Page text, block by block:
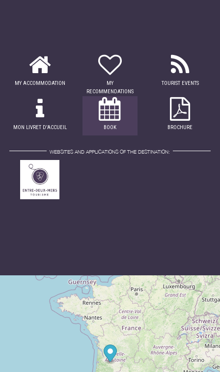
MY ACCOMMODATION
MY
RECOMMENDATIONS
TOURIST EVENTS
MON LIVRET D'ACCUEIL BOOK BROCHURE
WEBSITES AND APPLICATIONS OF THE DESTINATION: